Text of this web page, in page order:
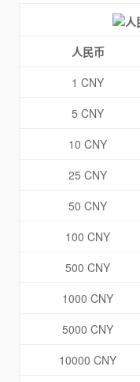
人民币
1 CNY
5 CNY
10 CNY
25 CNY
50 CNY
100 CNY
500 CNY
1000 CNY
5000 CNY
10000 CNY